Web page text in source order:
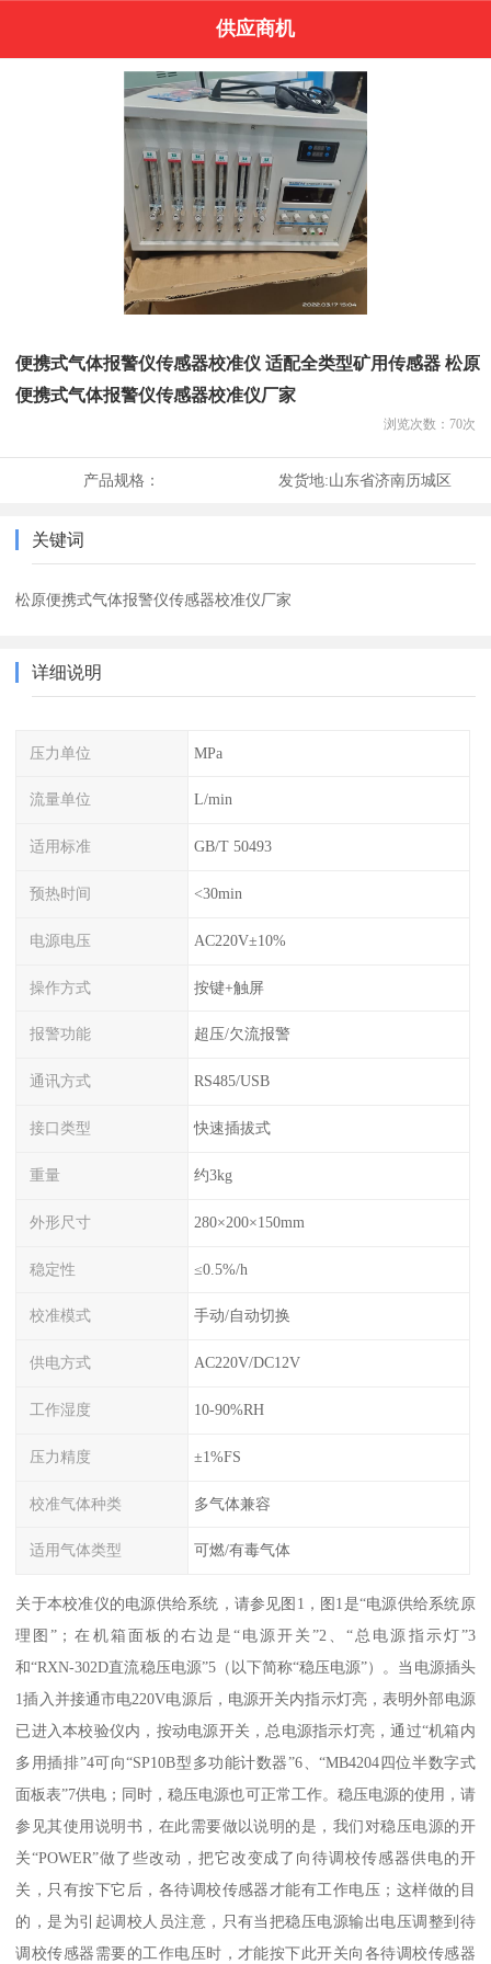
供应商机
便携式气体报警仪传感器校准仪 适配全类型矿用传感器 松原
便携式气体报警仪传感器校准仪厂家
浏览次数： 70次
产品规格： 发货地:山东省济南历城区
关键词
松原便携式气体报警仪传感器校准仪厂家
详细说明
压力单位 MPa
流量单位 L/min
适用标准 GB/T 50493
预热时间 <30min
电源电压 AC220V±10%
操作方式 按键+触屏
报警功能 超压/欠流报警
通讯方式 RS485/USB
接口类型 快速插拔式
重量 约3kg
外形尺寸 280×200×150mm
稳定性 ≤0.5%/h
校准模式 手动/自动切换
供电方式 AC220V/DC12V
工作湿度 10-90%RH
压力精度 ±1%FS
校准气体种类 多气体兼容
适用气体类型 可燃/有毒气体
关于本校准仪的电源供给系统，请参见图1，图1是“电源供给系统原
理图”；在机箱面板的右边是“电源开关”2、“总电源指示灯”3
和“RXN-302D直流稳压电源”5（以下简称“稳压电源”）。当电源插头
1插入并接通市电220V电源后，电源开关内指示灯亮，表明外部电源
已进入本校验仪内，按动电源开关，总电源指示灯亮，通过“机箱内
多用插排”4可向“SP10B型多功能计数器”6、“MB4204四位半数字式
面板表”7供电；同时，稳压电源也可正常工作。稳压电源的使用，请
参见其使用说明书，在此需要做以说明的是，我们对稳压电源的开
关“POWER”做了些改动，把它改变成了向待调校传感器供电的开
关，只有按下它后，各待调校传感器才能有工作电压；这样做的目
的，是为引起调校人员注意，只有当把稳压电源输出电压调整到待
调校传感器需要的工作电压时，才能按下此开关向各待调校传感器